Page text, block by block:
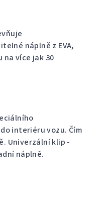
náplně z EVA,
více jak 30
interiéru vozu. Čím
Univerzální klip -
náplně.